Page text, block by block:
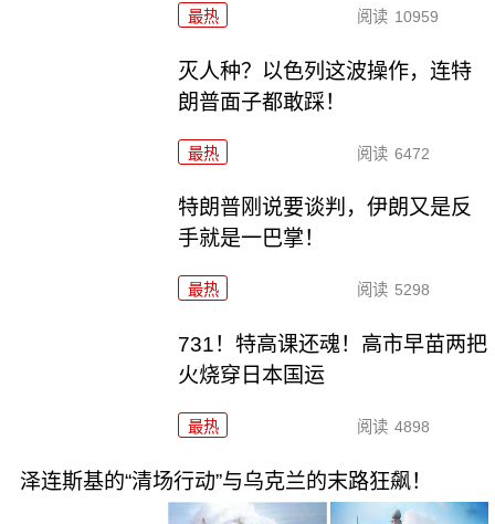
最热 阅读 10959
灭人种？以色列这波操作，连特
朗普面子都敢踩！
最热 阅读 6472
特朗普刚说要谈判，伊朗又是反
手就是一巴掌！
最热 阅读 5298
731！特高课还魂！高市早苗两把
火烧穿日本国运
最热 阅读 4898
泽连斯基的“清场行动”与乌克兰的末路狂飙！